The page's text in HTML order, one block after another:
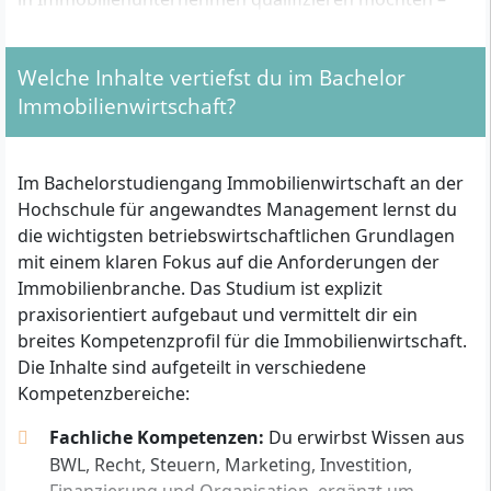
dualen Modell direkt in Kooperation mit
Unternehmen.
Du kannst dich für das Studium Immobilienwirtschaft
bewerben, wenn du eine der folgenden
Voraussetzungen erfüllst:
Allgemeine Hochschulreife (Abitur)
Fachhochschulreife (Fachabitur)
Studieren ohne Abitur mit anerkannter beruflicher
Qualifikation und entsprechender
Berufserfahrung – Details hierzu regelt die
jeweilige Landeshochschulgesetzgebung
Bereits erbrachte Prüfungsleistungen aus anderen
Welche Inhalte vertiefst du im Bachelor
Immobilienwirtschaft?
Im Bachelorstudiengang Immobilienwirtschaft an der
Hochschule für angewandtes Management lernst du
die wichtigsten betriebswirtschaftlichen Grundlagen
mit einem klaren Fokus auf die Anforderungen der
Immobilienbranche. Das Studium ist explizit
praxisorientiert aufgebaut und vermittelt dir ein
breites Kompetenzprofil für die Immobilienwirtschaft.
Die Inhalte sind aufgeteilt in verschiedene
Kompetenzbereiche:
Fachliche Kompetenzen: Du erwirbst Wissen aus
BWL, Recht, Steuern, Marketing, Investition,